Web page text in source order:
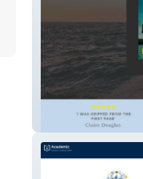
Heidi Perks Author